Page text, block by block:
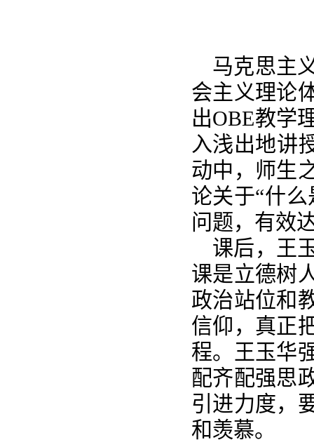
马克思主
会主义理论
出OBE教学
入浅出地讲
动中，师生
论关于“什
问题，有效
课后，王
课是立德树
政治站位和
信仰，真正
程。王玉华
配齐配强思
引进力度，
和羡慕。